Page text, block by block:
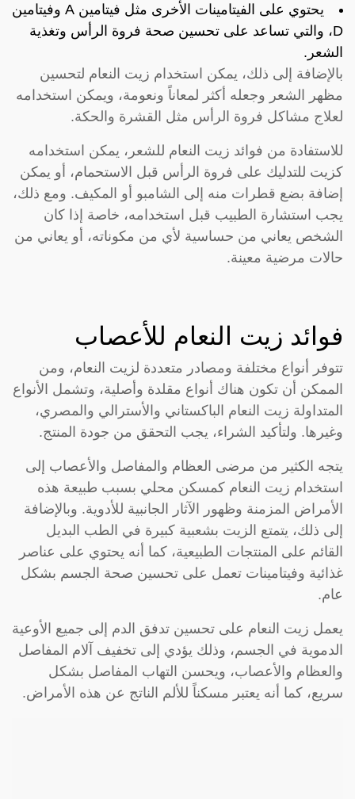
يحتوي على الفيتامينات الأخرى مثل فيتامين A وفيتامين
D، والتي تساعد على تحسين صحة فروة الرأس وتغذية
الشعر.
بالإضافة إلى ذلك، يمكن استخدام زيت النعام لتحسين
مظهر الشعر وجعله أكثر لمعاناً ونعومة، ويمكن استخدامه
لعلاج مشاكل فروة الرأس مثل القشرة والحكة.
للاستفادة من فوائد زيت النعام للشعر، يمكن استخدامه
كزيت للتدليك على فروة الرأس قبل الاستحمام، أو يمكن
إضافة بضع قطرات منه إلى الشامبو أو المكيف. ومع ذلك،
يجب استشارة الطبيب قبل استخدامه، خاصة إذا كان
الشخص يعاني من حساسية لأي من مكوناته، أو يعاني من
حالات مرضية معينة.
فوائد زيت النعام للأعصاب
تتوفر أنواع مختلفة ومصادر متعددة لزيت النعام، ومن
الممكن أن تكون هناك أنواع مقلدة وأصلية، وتشمل الأنواع
المتداولة زيت النعام الباكستاني والأسترالي والمصري،
وغيرها. ولتأكيد الشراء، يجب التحقق من جودة المنتج.
يتجه الكثير من مرضى العظام والمفاصل والأعصاب إلى
استخدام زيت النعام كمسكن محلي بسبب طبيعة هذه
الأمراض المزمنة وظهور الآثار الجانبية للأدوية. وبالإضافة
إلى ذلك، يتمتع الزيت بشعبية كبيرة في الطب البديل
القائم على المنتجات الطبيعية، كما أنه يحتوي على عناصر
غذائية وفيتامينات تعمل على تحسين صحة الجسم بشكل
عام.
يعمل زيت النعام على تحسين تدفق الدم إلى جميع الأوعية
الدموية في الجسم، وذلك يؤدي إلى تخفيف آلام المفاصل
والعظام والأعصاب، ويحسن التهاب المفاصل بشكل
سريع، كما أنه يعتبر مسكناً للألم الناتج عن هذه الأمراض.